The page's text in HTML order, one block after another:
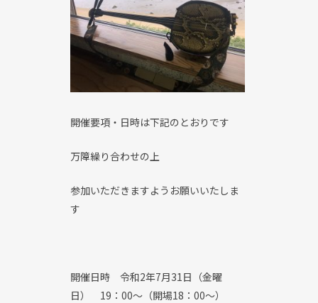
開催要項・日時は下記のとおりです
万障繰り合わせの上
参加いただきますようお願いいたしま
す
開催日時 令和2年7月31日（金曜
日） 19：00～（開場18：00～）